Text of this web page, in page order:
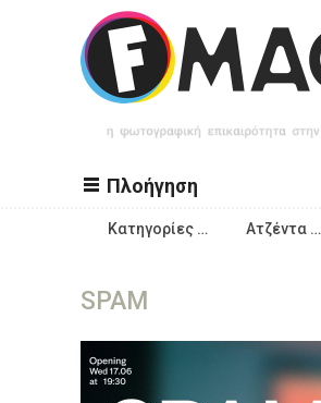
Παράκαμψη προς το κυρίως περιεχόμενο
Πλοήγηση
Κατηγορίες … Ατζέντα …
SPAM